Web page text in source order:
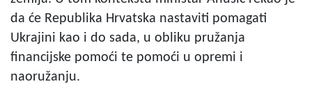
da će Republika Hrvatska nastaviti pomagati
Ukrajini kao i do sada, u obliku pružanja
financijske pomoći te pomoći u opremi i
naoružanju.